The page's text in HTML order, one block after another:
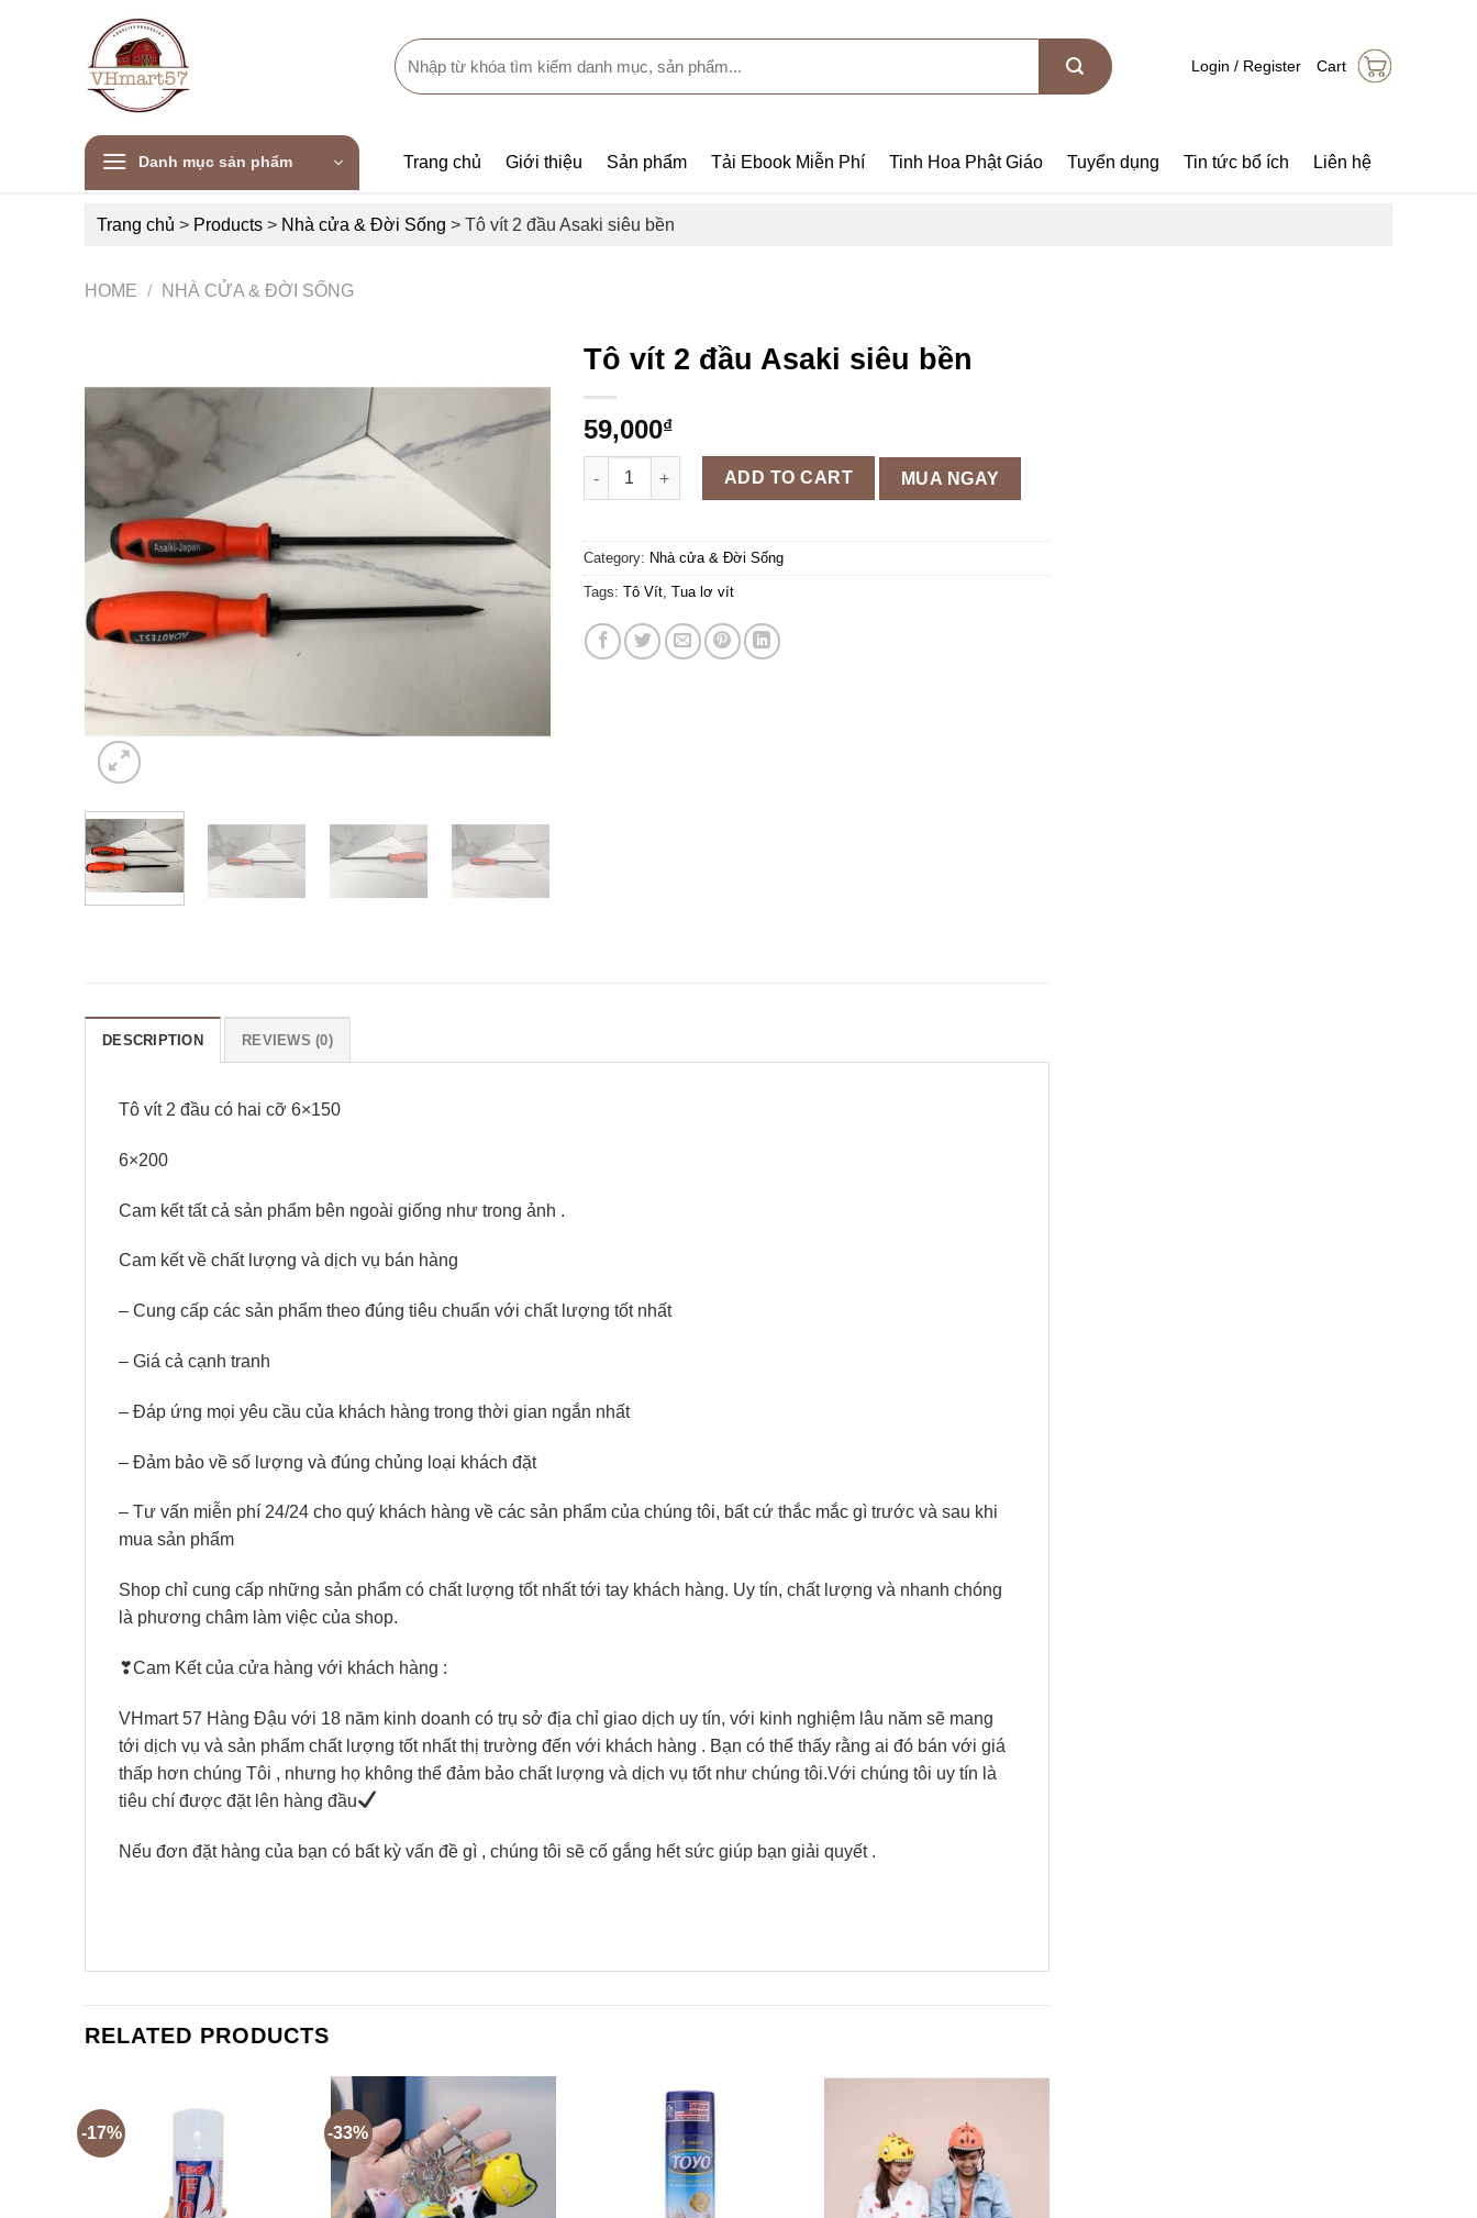
Search
for:
Login / Register Cart
Danh mục sản phẩm Trang chủ Giới thiệu Sản phẩm Tải Ebook Miễn Phí Tinh Hoa Phật Giáo Tuyển dụng Tin tức bổ ích Liên hệ
Trang chủ > Products > Nhà cửa & Đời Sống > Tô vít 2 đầu Asaki siêu bền
HOME / NHÀ CỬA & ĐỜI SỐNG
Tô vít 2 đầu Asaki siêu bền
59,000₫
Tô vít 2 đầu Asaki siêu bền quantity
ADD TO CART MUA NGAY
Category: Nhà cửa & Đời Sống
Tags: Tô Vít, Tua lơ vít
DESCRIPTION REVIEWS (0)
Tô vít 2 đầu có hai cỡ 6×150
6×200
Cam kết tất cả sản phẩm bên ngoài giống như trong ảnh .
Cam kết về chất lượng và dịch vụ bán hàng
– Cung cấp các sản phẩm theo đúng tiêu chuẩn với chất lượng tốt nhất
– Giá cả cạnh tranh
– Đáp ứng mọi yêu cầu của khách hàng trong thời gian ngắn nhất
– Đảm bảo về số lượng và đúng chủng loại khách đặt
– Tư vấn miễn phí 24/24 cho quý khách hàng về các sản phẩm của chúng tôi, bất cứ thắc mắc gì trước và sau khi
mua sản phẩm
Shop chỉ cung cấp những sản phẩm có chất lượng tốt nhất tới tay khách hàng. Uy tín, chất lượng và nhanh chóng
là phương châm làm việc của shop.
❣Cam Kết của cửa hàng với khách hàng :
VHmart 57 Hàng Đậu với 18 năm kinh doanh có trụ sở địa chỉ giao dịch uy tín, với kinh nghiệm lâu năm sẽ mang
tới dịch vụ và sản phẩm chất lượng tốt nhất thị trường đến với khách hàng . Bạn có thể thấy rằng ai đó bán với giá
thấp hơn chúng Tôi , nhưng họ không thể đảm bảo chất lượng và dịch vụ tốt như chúng tôi.Với chúng tôi uy tín là
tiêu chí được đặt lên hàng đầu
Nếu đơn đặt hàng của bạn có bất kỳ vấn đề gì , chúng tôi sẽ cố gắng hết sức giúp bạn giải quyết .
RELATED PRODUCTS
-17% -33%